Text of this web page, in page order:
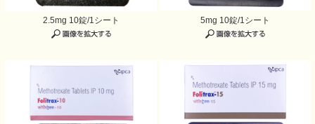
2.5mg 10錠/1シート 5mg 10錠/1シート